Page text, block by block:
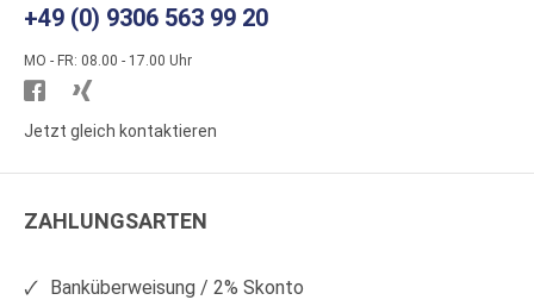
+49 (0) 9306 563 99 20
MO - FR: 08.00 - 17.00 Uhr
Besuchen
Sie
auf
Sie
auf
Jetzt gleich kontaktieren
ZAHLUNGSARTEN
Banküberweisung / 2% Skonto